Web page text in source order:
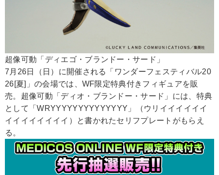
超像可動「ディエゴ・ブランドー・サード」
7月26日（日）に開催される「ワンダーフェスティバル20
26[夏]」の会場では、WF限定特典付きフィギュアを販
売。超像可動「ディオ・ブランドー・サード」には、特典
として「WRYYYYYYYYYYYYYY」（ウリイイイイイイ
イイイイイイイイ）と書かれたセリフプレートがもらえ
る。